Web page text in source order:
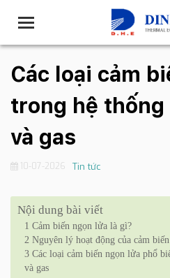
T
g
g
l
e
n
a
v
i
t
i
o
n
Các loại cảm
trong hệ
và gas
10-07-2026 Tin tức
Nội dung bài viết
1 Cảm biến ngọn lửa là gì?
2 Nguyên lý hoạt động của cảm
3 Các loại cảm biến ngọn lửa phổ
và gas